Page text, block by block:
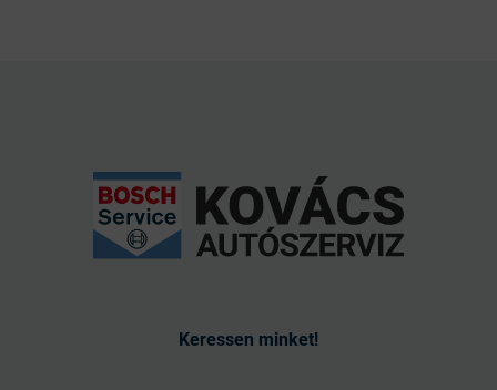
Keressen minket!